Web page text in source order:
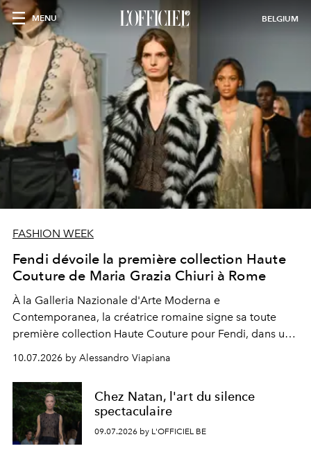
MENU BELGIUM
FASHION WEEK
Fendi dévoile la première collection Haute
Couture de Maria Grazia Chiuri à Rome
À la Galleria Nazionale d'Arte Moderna e
Contemporanea, la créatrice romaine signe sa toute
première collection Haute Couture pour Fendi, dans un
décor chargé d'histoire.
10.07.2026 by Alessandro Viapiana
Chez Natan, l'art du silence
spectaculaire
09.07.2026 by L'OFFICIEL BE